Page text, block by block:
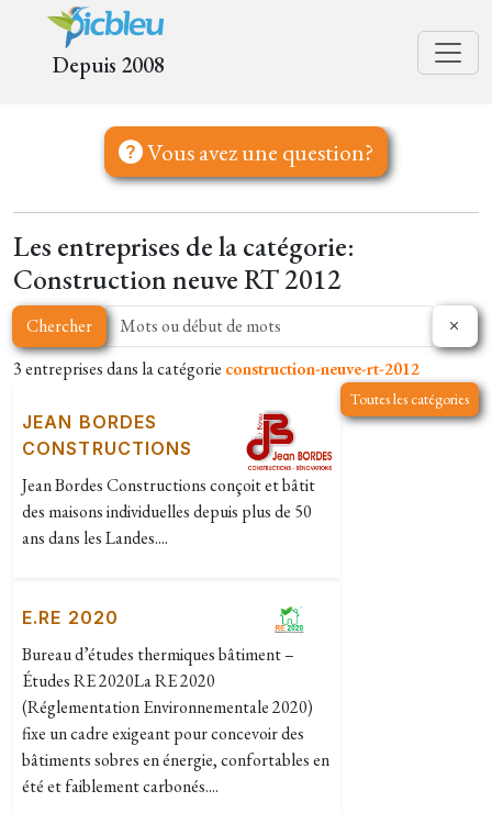
Depuis 2008
Vous avez une question?
Les entreprises de la catégorie:
Construction neuve RT 2012
Chercher
3 entreprises dans la catégorie construction-neuve-rt-2012
Toutes les catégories
JEAN BORDES
CONSTRUCTIONS
Jean Bordes Constructions conçoit et bâtit
des maisons individuelles depuis plus de 50
ans dans les Landes....
E.RE 2020
Bureau d’études thermiques bâtiment –
Études RE 2020La RE 2020
(Réglementation Environnementale 2020)
fixe un cadre exigeant pour concevoir des
bâtiments sobres en énergie, confortables en
été et faiblement carbonés....